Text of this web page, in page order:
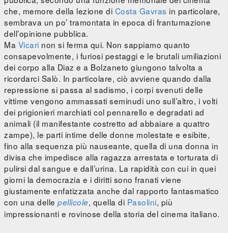
che, memore della lezione di Costa Gavras in particolare,
sembrava un po’ tramontata in epoca di frantumazione
dell’opinione pubblica.
Ma Vicari non si ferma qui. Non sappiamo quanto
consapevolmente, i furiosi pestaggi e le brutali umiliazioni
dei corpo alla Diaz e a Bolzaneto giungono talvolta a
ricordarci Salò. In particolare, ciò avviene quando dalla
repressione si passa al sadismo, i corpi svenuti delle
vittime vengono ammassati seminudi uno sull’altro, i volti
dei prigionieri marchiati col pennarello e degradati ad
animali (il manifestante costretto ad abbaiare a quattro
zampe), le parti intime delle donne molestate e esibite,
fino alla sequenza più nauseante, quella di una donna in
divisa che impedisce alla ragazza arrestata e torturata di
pulirsi dal sangue e dall’urina. La rapidità con cui in quei
giorni la democrazia e i diritti sono franati viene
giustamente enfatizzata anche dal rapporto fantasmatico
con una delle pellicole, quella di Pasolini, più
impressionanti e rovinose della storia del cinema italiano.